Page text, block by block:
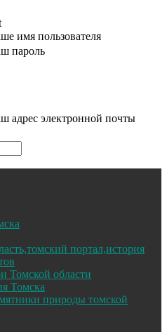
имя пользователя
пароль
адрес электронной почты
портал,история
Томской области
Томска
природы томской